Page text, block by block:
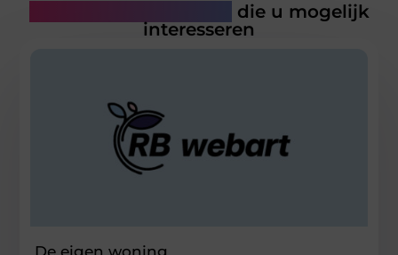
die u mogelijk
interesseren